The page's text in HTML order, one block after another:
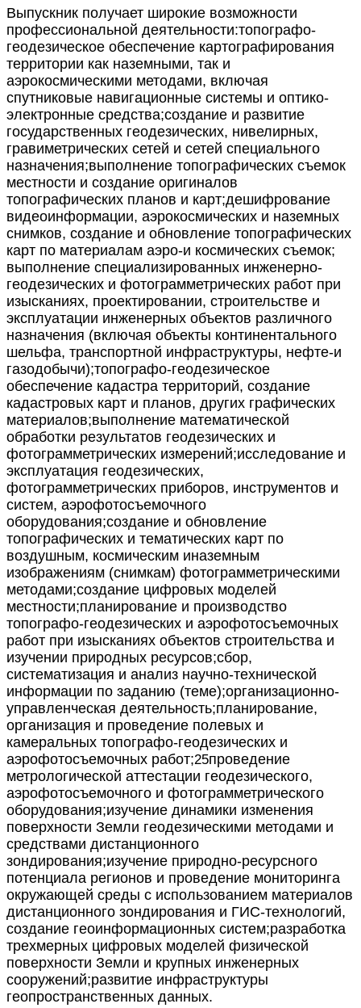
Выпускник получает широкие возможности
профессиональной деятельности:топографо-
геодезическое обеспечение картографирования
территории как наземными, так и
аэрокосмическими методами, включая
спутниковые навигационные системы и оптико-
электронные средства;создание и развитие
государственных геодезических, нивелирных,
гравиметрических сетей и сетей специального
назначения;выполнение топографических съемок
местности и создание оригиналов
топографических планов и карт;дешифрование
видеоинформации, аэрокосмических и наземных
снимков, создание и обновление топографических
карт по материалам аэро-и космических съемок;
выполнение специализированных инженерно-
геодезических и фотограмметрических работ при
изысканиях, проектировании, строительстве и
эксплуатации инженерных объектов различного
назначения (включая объекты континентального
шельфа, транспортной инфраструктуры, нефте-и
газодобычи);топографо-геодезическое
обеспечение кадастра территорий, создание
кадастровых карт и планов, других графических
материалов;выполнение математической
обработки результатов геодезических и
фотограмметрических измерений;исследование и
эксплуатация геодезических,
фотограмметрических приборов, инструментов и
систем, аэрофотосъемочного
оборудования;создание и обновление
топографических и тематических карт по
воздушным, космическим иназемным
изображениям (снимкам) фотограмметрическими
методами;создание цифровых моделей
местности;планирование и производство
топографо-геодезических и аэрофотосъемочных
работ при изысканиях объектов строительства и
изучении природных ресурсов;сбор,
систематизация и анализ научно-технической
информации по заданию (теме);организационно-
управленческая деятельность;планирование,
организация и проведение полевых и
камеральных топографо-геодезических и
аэрофотосъемочных работ;25проведение
метрологической аттестации геодезического,
аэрофотосъемочного и фотограмметрического
оборудования;изучение динамики изменения
поверхности Земли геодезическими методами и
средствами дистанционного
зондирования;изучение природно-ресурсного
потенциала регионов и проведение мониторинга
окружающей среды с использованием материалов
дистанционного зондирования и ГИС-технологий,
создание геоинформационных систем;разработка
трехмерных цифровых моделей физической
поверхности Земли и крупных инженерных
сооружений;развитие инфраструктуры
геопространственных данных.